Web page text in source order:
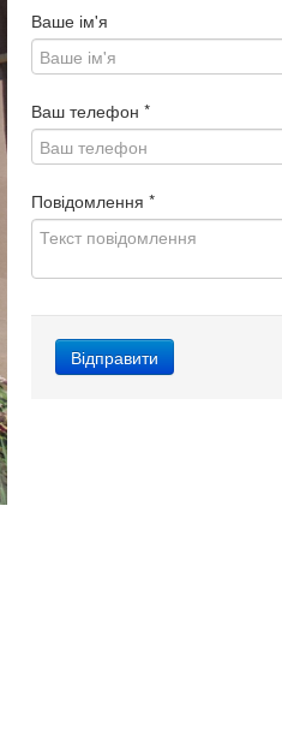
Ваше ім'я
Ваш телефон *
Повідомлення *